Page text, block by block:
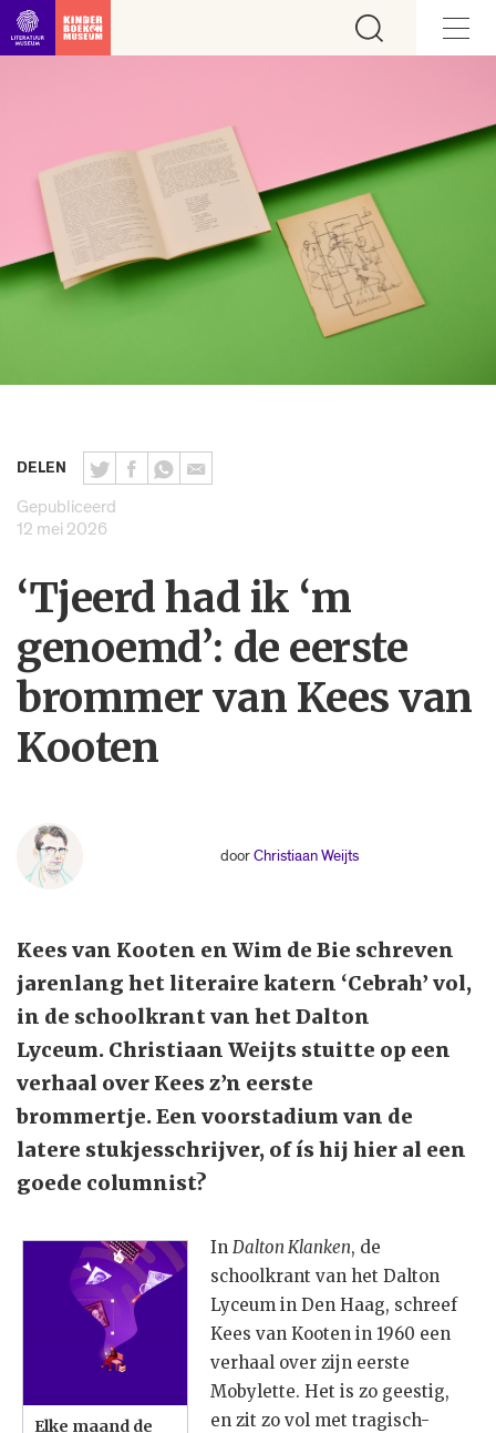
Ga direct naar inhoud
DELEN
Gepubliceerd
12 mei 2026
‘Tjeerd had ik ‘m
genoemd’: de eerste
brommer van Kees van
Kooten
doorChristiaan Weijts
Kees van Kooten en Wim de Bie schreven
jarenlang het literaire katern ‘Cebrah’ vol,
in de schoolkrant van het Dalton
Lyceum. Christiaan Weijts stuitte op een
verhaal over Kees z’n eerste
brommertje. Een voorstadium van de
latere stukjesschrijver, of ís hij hier al een
goede columnist?
Elke maand de
In Dalton Klanken, de
schoolkrant van het Dalton
Lyceum in Den Haag, schreef
Kees van Kooten in 1960 een
verhaal over zijn eerste
Mobylette. Het is zo geestig,
en zit zo vol met tragisch-